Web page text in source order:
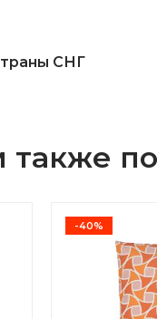
СНГ
также
-40%